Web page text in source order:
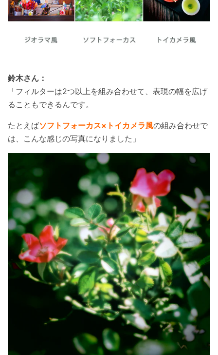
鈴木さん：
「フィルターは2つ以上を組み合わせて、表現の幅を広げ
ることもできるんです。
たとえばソフトフォーカス×トイカメラ風の組み合わせで
は、こんな感じの写真になりました」